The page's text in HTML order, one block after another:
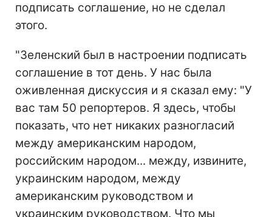
подписать соглашение, но не сделал
этого.
"Зеленский был в настроении подписать
соглашение в тот день. У нас была
оживленная дискуссия и я сказал ему: "У
вас там 50 репортеров. Я здесь, чтобы
показать, что нет никаких разногласий
между американским народом,
российским народом... между, извините,
украинским народом, между
американским руководством и
украинским руководством. Что мы